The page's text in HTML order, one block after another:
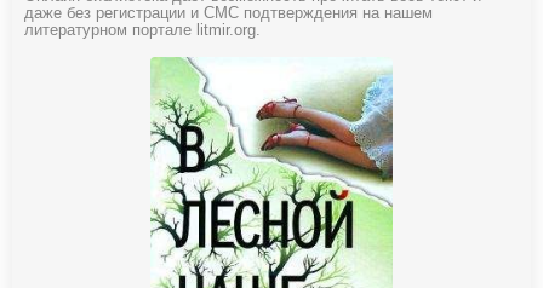
даже без регистрации и СМС подтверждения на нашем
литературном портале litmir.org.